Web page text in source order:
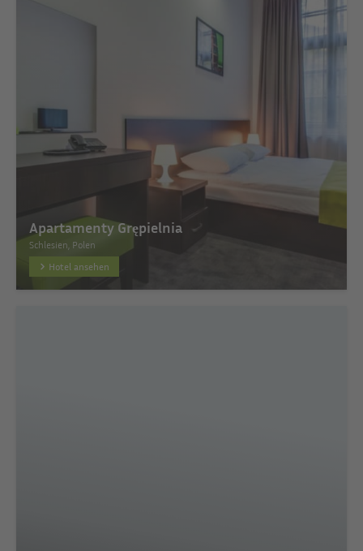
Apartamenty Grępielnia
Schlesien, Polen
Hotel ansehen